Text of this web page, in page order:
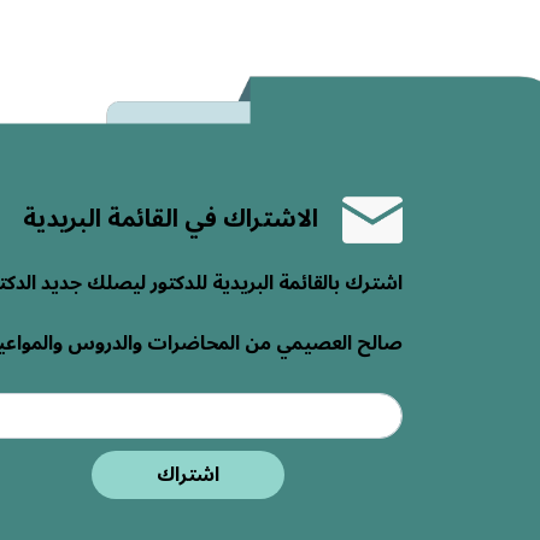
الاشتراك في القائمة البريدية
اشترك بالقائمة البريدية للدكتور ليصلك جديد
صالح العصيمي من المحاضرات والدروس
اشتراك